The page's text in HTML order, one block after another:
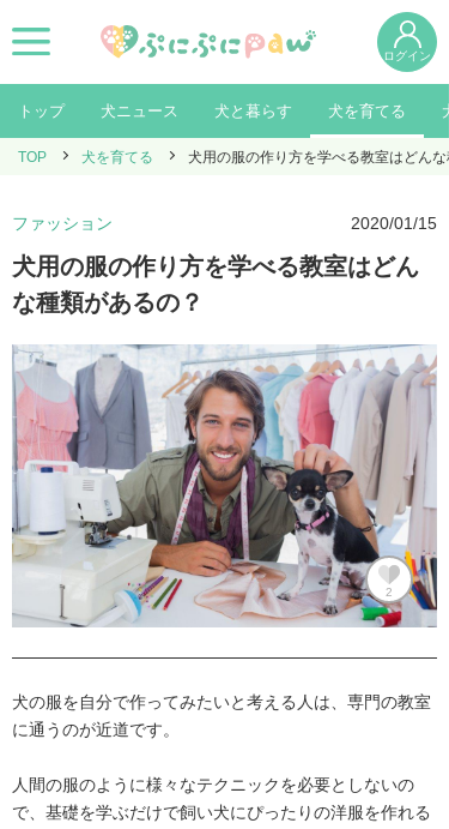
ログイン
トップ 犬ニュース 犬と暮らす 犬を育てる
TOP 犬を育てる 犬用の服の作り方を学べる教室はどん
ファッション 2020/01/15
犬用の服の作り方を学べる教室はどん
な種類があるの？
2
犬の服を自分で作ってみたいと考える人は、専門の教室
に通うのが近道です。
人間の服のように様々なテクニックを必要としないの
で、基礎を学ぶだけで飼い犬にぴったりの洋服を作れる